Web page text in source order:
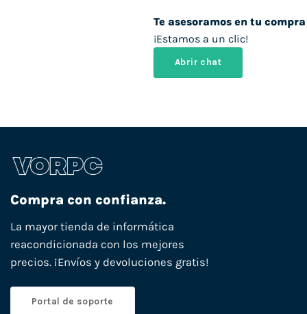
Te asesoramos en tu compra
¡Estamos a un clic!
Abrir chat
Compra con confianza.
La mayor tienda de informática
reacondicionada con los mejores
precios. ¡Envíos y devoluciones gratis!
Portal de soporte